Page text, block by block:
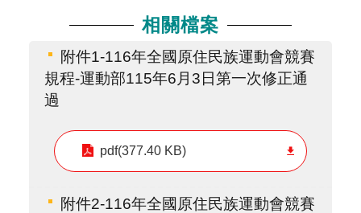
相關檔案
附件1-116年全國原住民族運動會競賽
規程-運動部115年6月3日第一次修正通
過
pdf(377.40 KB)
附件2-116年全國原住民族運動會競賽